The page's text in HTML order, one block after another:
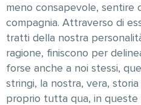
meno consapevole, sentire
compagnia. Attraverso di
tratti della nostra
ragione, finiscono per
forse anche a noi stessi,
stringi, la nostra, vera,
proprio tutta qua, in queste